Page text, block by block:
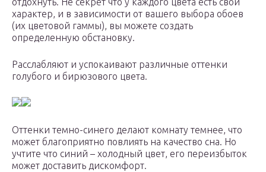
характер, и в зависимости от вашего выбора обоев
(их цветовой гаммы), вы можете создать
определенную обстановку.
Расслабляют и успокаивают различные оттенки
голубого и бирюзового цвета.
Оттенки темно-синего делают комнату темнее, что
может благоприятно повлиять на качество сна. Но
учтите что синий – холодный цвет, его переизбыток
может доставить дискомфорт.